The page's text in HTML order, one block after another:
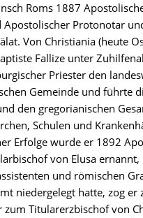
Roms 1887
Protonotar
Von Christiania (heute
Fallize unter
Priester den
Gemeinde und führte
den gregorianischen
Schulen und
Erfolge wurde er 1892
von Elusa
und römischen
niedergelegt hatte, zog er
zum Titularerzbischof von